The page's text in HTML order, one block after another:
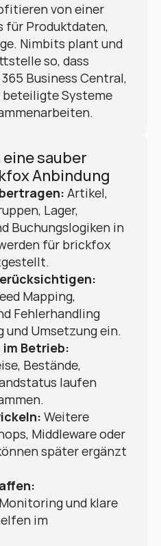
von einer
für Produktdaten,
Nimbits plant und
so, dass
Business Central,
Systeme
sauber
Anbindung
Artikel,
Lager,
Buchungslogiken in
für brickfox
Mapping,
Fehlerhandling
und Umsetzung ein.
Betrieb:
Bestände,
laufen
Weitere
Middleware oder
später ergänzt
und klare
im